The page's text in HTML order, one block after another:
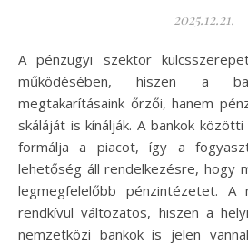
2025.12.21.
A pénzügyi szektor kulcsszerepet játszik a gazdaság
működésében, hiszen a
megtakarításaink őrzői, hanem
skáláját is kínálják. A bankok
formálja a piacot, így a
lehetőség áll rendelkezésre, hogy
legmegfelelőbb pénzintézetet. A
rendkívül változatos, hiszen a
nemzetközi bankok is jelen